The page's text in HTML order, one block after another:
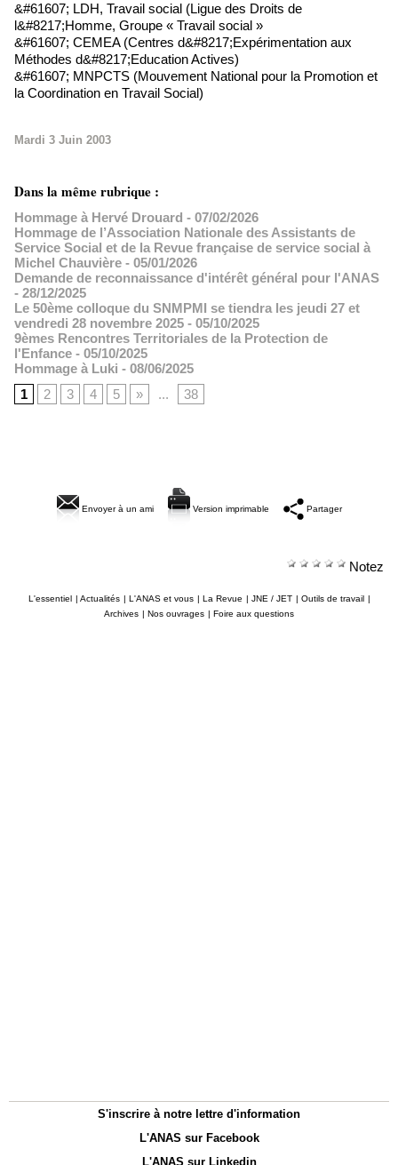
&#61607; LDH, Travail social (Ligue des Droits de
l&#8217;Homme, Groupe « Travail social »
&#61607; CEMEA (Centres d&#8217;Expérimentation aux
Méthodes d&#8217;Education Actives)
&#61607; MNPCTS (Mouvement National pour la Promotion et
la Coordination en Travail Social)
Mardi 3 Juin 2003
Dans la même rubrique :
Hommage à Hervé Drouard - 07/02/2026
Hommage de l’Association Nationale des Assistants de
Service Social et de la Revue française de service social à
Michel Chauvière - 05/01/2026
Demande de reconnaissance d'intérêt général pour l'ANAS
- 28/12/2025
Le 50ème colloque du SNMPMI se tiendra les jeudi 27 et
vendredi 28 novembre 2025 - 05/10/2025
9èmes Rencontres Territoriales de la Protection de
l'Enfance - 05/10/2025
Hommage à Luki - 08/06/2025
1
2 3 4 5 » ... 38
Envoyer à un ami Version imprimable Partager
Notez
L'essentiel | Actualités | L'ANAS et vous | La Revue | JNE / JET | Outils de travail |
Archives | Nos ouvrages | Foire aux questions
S'inscrire à notre lettre d'information
L'ANAS sur Facebook
L'ANAS sur Linkedin